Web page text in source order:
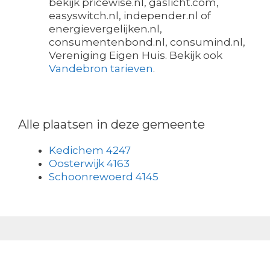
bekijk pricewise.nl, gaslicht.com,
easyswitch.nl, independer.nl of
energievergelijken.nl,
consumentenbond.nl, consumind.nl,
Vereniging Eigen Huis. Bekijk ook
Vandebron tarieven.
Alle plaatsen in deze gemeente
Kedichem 4247
Oosterwijk 4163
Schoonrewoerd 4145